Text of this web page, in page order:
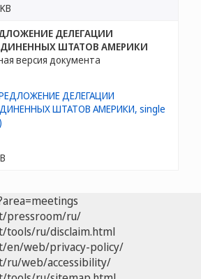
ДЕЛЕГАЦИИ
ШТАТОВ АМЕРИКИ
версия документа
pressroom/ru/
tools/ru/disclaim.html
en/web/privacy-policy/
ru/web/accessibility/